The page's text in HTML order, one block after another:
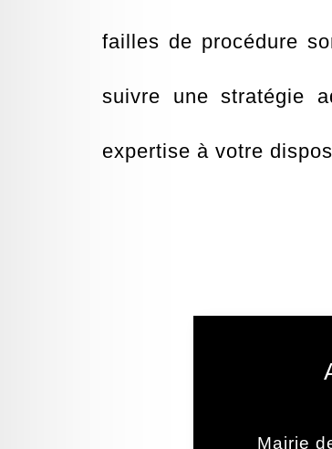
failles de procédure
suivre une stratégie
expertise à votre
Mairie